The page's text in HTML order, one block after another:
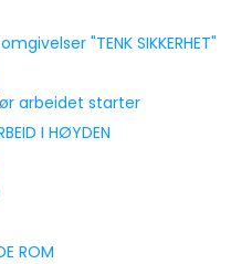
"TENK SIKKERHET"
arbeidet starter
I HØYDEN
ROM